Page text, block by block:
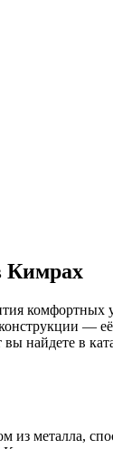
Кимрах
комфортных
—
найдете в
из металла,